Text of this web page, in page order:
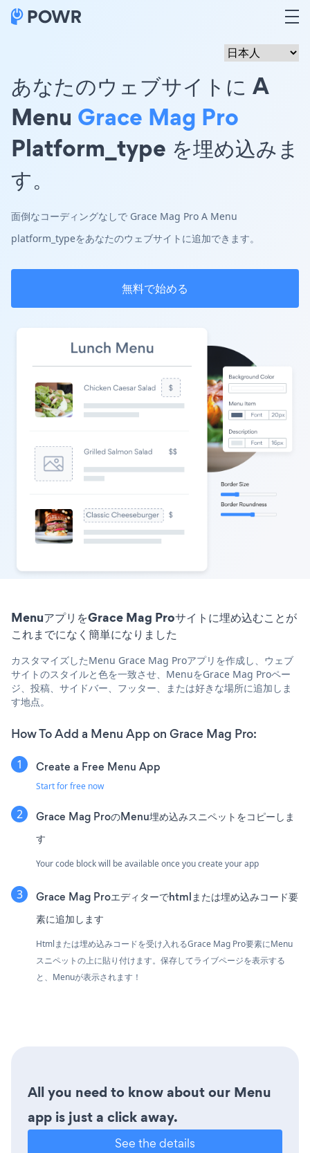
あなたのウェブサイトに A
Menu Grace Mag Pro
Platform_type を埋め込みま
す。
面倒なコーディングなしで Grace Mag Pro A Menu
platform_typeをあなたのウェブサイトに追加できます。
無料で始める
MenuアプリをGrace Mag Proサイトに埋め込むことが
これまでになく簡単になりました
カスタマイズしたMenu Grace Mag Proアプリを作成し、ウェブ
サイトのスタイルと色を一致させ、MenuをGrace Mag Proペー
ジ、投稿、サイドバー、フッター、または好きな場所に追加しま
す地点。
How To Add a Menu App on Grace Mag Pro:
Create a Free Menu App
Start for free now
Grace Mag ProのMenu埋め込みスニペットをコピーしま
す
Your code block will be available once you create your app
Grace Mag Proエディターでhtmlまたは埋め込みコード要
素に追加します
Htmlまたは埋め込みコードを受け入れるGrace Mag Pro要素にMenu
スニペットの上に貼り付けます。保存してライブページを表示する
と、Menuが表示されます！
All you need to know about our Menu
app is just a click away.
See the details